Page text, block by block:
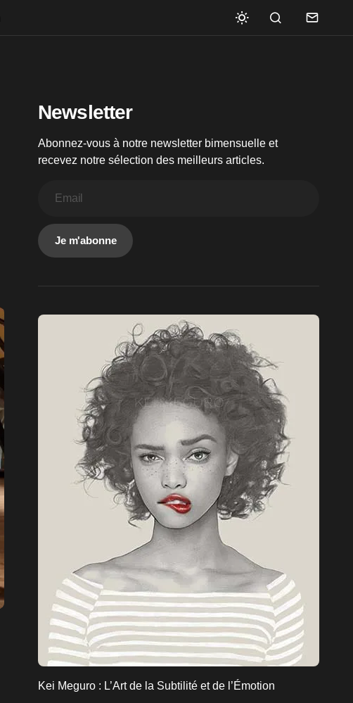
Newsletter
Abonnez-vous à notre newsletter bimensuelle et
recevez notre sélection des meilleurs articles.
Je m'abonne
Kei Meguro : L’Art de la Subtilité et de l’Émotion